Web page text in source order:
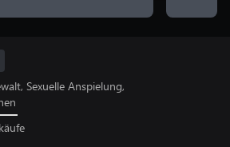
Sexuelle Anspielung,